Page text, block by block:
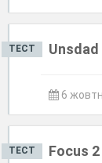
ТЕСТ Unsdad
6
ТЕСТ Focus